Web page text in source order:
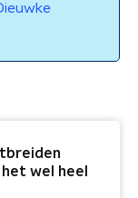
wel heel